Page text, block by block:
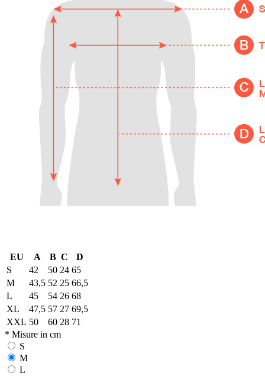
EU A B C
D
S
42 50 24 65
M
43,5 52 25 66,5
L
45 54 26 68
XL
47,5 57 27 69,5
XXL 50 60 28 71
* Misure in cm
S
M
L